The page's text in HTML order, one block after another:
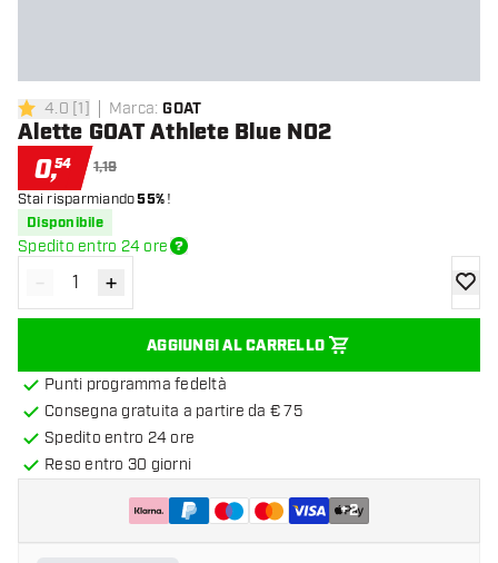
4 stelle di valutazione
4.0 [1] Marca: GOAT
Alette GOAT Athlete Blue NO2
0,54 1,19
Stai risparmiando55%!
Disponibile
Spedito entro 24 ore
Diminuisci quantità
- Aumenta quantità
+
AGGIUNGI AL CARRELLO
Punti programma fedeltà
Consegna gratuita a partire da € 75
Spedito entro 24 ore
Reso entro 30 giorni
+2